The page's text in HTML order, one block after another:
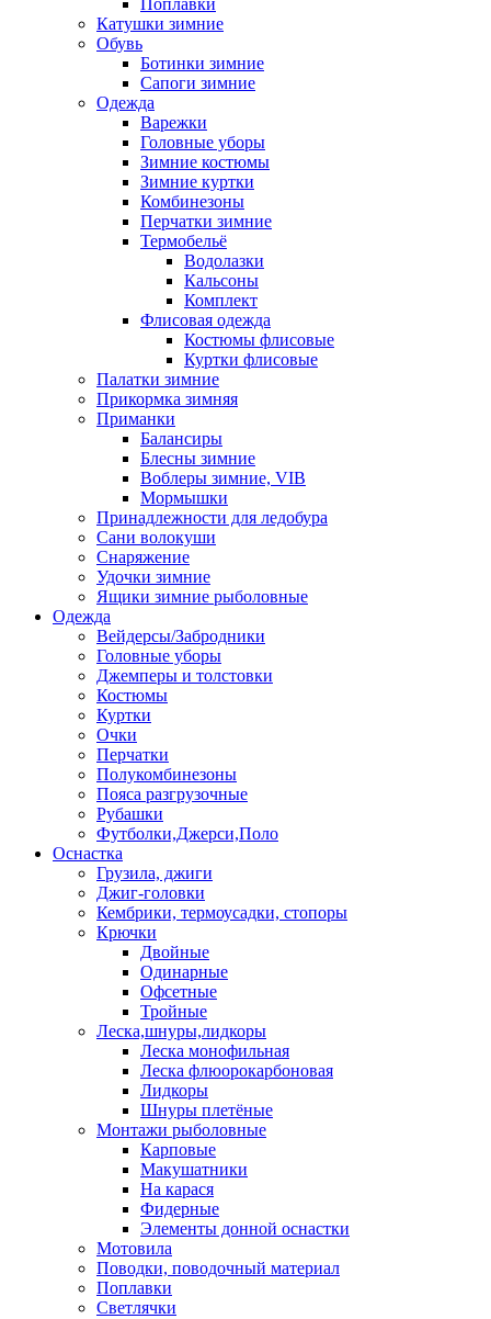
Поплавки
Катушки зимние
Обувь
Ботинки зимние
Сапоги зимние
Одежда
Варежки
Головные уборы
Зимние костюмы
Зимние куртки
Комбинезоны
Перчатки зимние
Термобельё
Водолазки
Кальсоны
Комплект
Флисовая одежда
Костюмы флисовые
Куртки флисовые
Палатки зимние
Прикормка зимняя
Приманки
Балансиры
Блесны зимние
Воблеры зимние, VIB
Мормышки
Принадлежности для ледобура
Сани волокуши
Снаряжение
Удочки зимние
Ящики зимние рыболовные
Одежда
Вейдерсы/Забродники
Головные уборы
Джемперы и толстовки
Костюмы
Куртки
Очки
Перчатки
Полукомбинезоны
Пояса разгрузочные
Рубашки
Футболки,Джерси,Поло
Оснастка
Грузила, джиги
Джиг-головки
Кембрики, термоусадки, стопоры
Крючки
Двойные
Одинарные
Офсетные
Тройные
Леска,шнуры,лидкоры
Леска монофильная
Леска флюорокарбоновая
Лидкоры
Шнуры плетёные
Монтажи рыболовные
Карповые
Макушатники
На карася
Фидерные
Элементы донной оснастки
Мотовила
Поводки, поводочный материал
Поплавки
Светлячки